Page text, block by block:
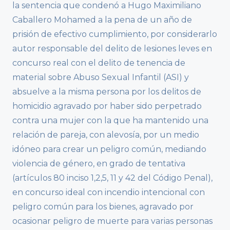
la sentencia que condenó a Hugo Maximiliano
Caballero Mohamed a la pena de un año de
prisión de efectivo cumplimiento, por considerarlo
autor responsable del delito de lesiones leves en
concurso real con el delito de tenencia de
material sobre Abuso Sexual Infantil (ASI) y
absuelve a la misma persona por los delitos de
homicidio agravado por haber sido perpetrado
contra una mujer con la que ha mantenido una
relación de pareja, con alevosía, por un medio
idóneo para crear un peligro común, mediando
violencia de género, en grado de tentativa
(artículos 80 inciso 1,2,5, 11 y 42 del Código Penal),
en concurso ideal con incendio intencional con
peligro común para los bienes, agravado por
ocasionar peligro de muerte para varias personas